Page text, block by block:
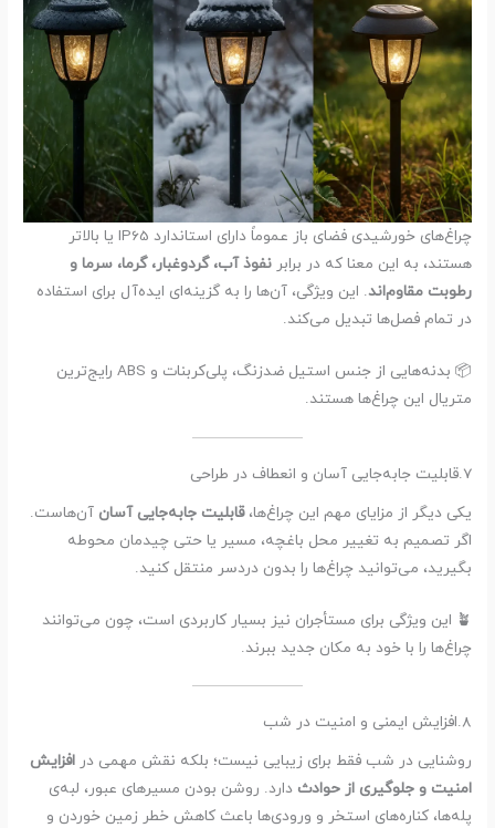
چراغ‌های خورشیدی فضای باز عموماً دارای استاندارد IP65 یا بالاتر
هستند، به این معنا که در برابرنفوذ آب، گردوغبار، گرما، سرما و
رطوبت مقاوم‌اند. این ویژگی، آن‌ها را به گزینه‌ای ایده‌آل برای استفاده
در تمام فصل‌ها تبدیل می‌کند.
📦 بدنه‌هایی از جنس استیل ضدزنگ، پلی‌کربنات و ABS رایج‌ترین
متریال این چراغ‌ها هستند.
7.قابلیت جابه‌جایی آسان و انعطاف در طراحی
یکی دیگر از مزایای مهم این چراغ‌ها،قابلیت جابه‌جایی آسان آن‌هاست.
اگر تصمیم به تغییر محل باغچه، مسیر یا حتی چیدمان محوطه
بگیرید، می‌توانید چراغ‌ها را بدون دردسر منتقل کنید.
🪴 این ویژگی برای مستأجران نیز بسیار کاربردی است، چون می‌توانند
چراغ‌ها را با خود به مکان جدید ببرند.
8.افزایش ایمنی و امنیت در شب
روشنایی در شب فقط برای زیبایی نیست؛ بلکه نقش مهمی درافزایش
امنیت و جلوگیری از حوادث دارد. روشن بودن مسیرهای عبور، لبه‌ی
پله‌ها، کناره‌های استخر و ورودی‌ها باعث کاهش خطر زمین خوردن و